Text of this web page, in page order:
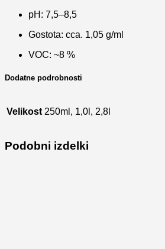
pH: 7,5–8,5
Gostota: cca. 1,05 g/ml
VOC: ~8 %
Dodatne podrobnosti
Velikost 250ml, 1,0l, 2,8l
Podobni izdelki